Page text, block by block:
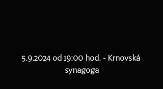
5.9.2024 od 19:00 hod. - Krnovská
synagoga